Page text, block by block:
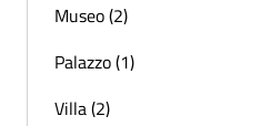
Museo (2)
Palazzo (1)
Villa (2)